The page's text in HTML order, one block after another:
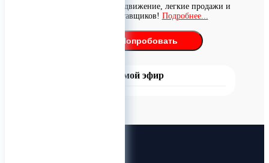
Бесплатное продвижение, легкие продажи и
поиск поставщиков! Подробнее...
Попробовать
Прямой эфир